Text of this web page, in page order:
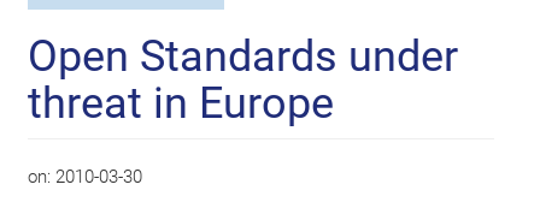
Open Standards under
threat in Europe
on: 2010-03-30